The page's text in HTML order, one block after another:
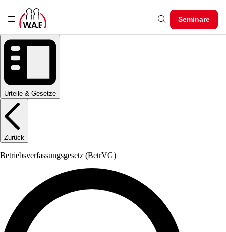
Seminare
Urteile & Gesetze
Zurück
Betriebsverfassungsgesetz (BetrVG)